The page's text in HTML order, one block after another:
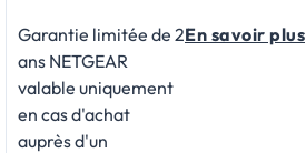
Garantie limitée de 2
ans NETGEAR
valable uniquement
en cas d'achat
auprès d'un
En savoir plus